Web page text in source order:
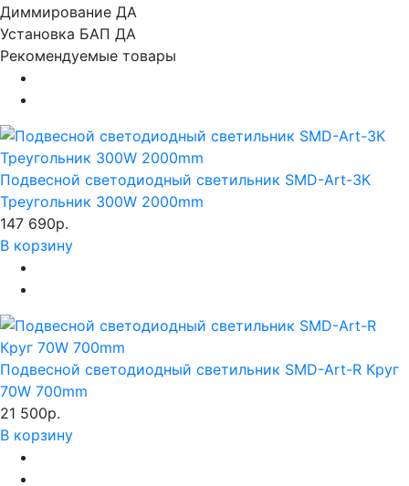
Диммирование ДА
Установка БАП ДА
Рекомендуемые товары
Подвесной светодиодный светильник SMD-Art-3К
Треугольник 300W 2000mm
147 690р.
В корзину
Подвесной светодиодный светильник SMD-Art-R Круг
70W 700mm
21 500р.
В корзину